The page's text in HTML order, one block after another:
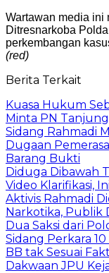
Wartawan media ini
Ditresnarkoba
perkembangan
(red)
Berita Terkait
Kuasa Hukum
Minta PN
Sidang Rahmadi
Dugaan
Barang Bukti
Diduga Dibawah
Video Klarifikasi,
Aktivis Rahmadi
Narkotika, Publik
Dua Saksi dari
Sidang Perkara
BB tak Sesuai
Dakwaan JPU